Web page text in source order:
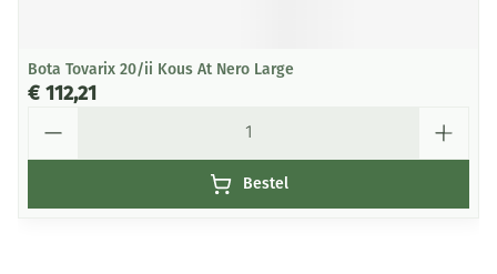
Bota Tovarix 20/ii Kous At Nero Large
€ 112,21
Bestel